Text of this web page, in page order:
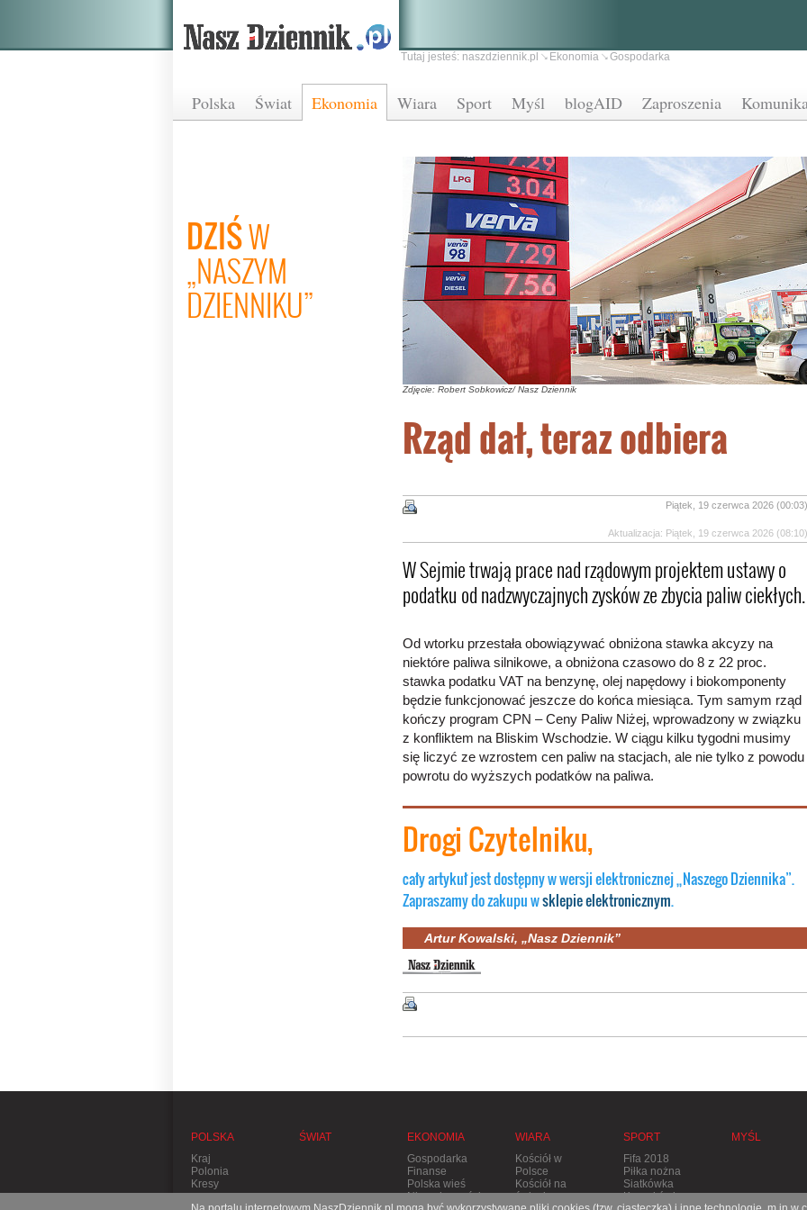
Polska Świat Ekonomia Wiara Sport Myśl blogAID Zaproszenia
Tutaj jesteś: naszdziennik.pl Ekonomia Gospodarka
DZIŚW
„NASZYM
DZIENNIKU”
Zdjęcie: Robert Sobkowicz/ Nasz Dziennik
Rząd dał, teraz odbiera
Piątek, 19 czerwca 2026 (00:03)
Aktualizacja: Piątek, 19 czerwca 2026 (08:10)
W Sejmie trwają prace nad rządowym projektem ustawy o
podatku od nadzwyczajnych zysków ze zbycia paliw ciekłych.
Od wtorku przestała obowiązywać obniżona stawka akcyzy na
niektóre paliwa silnikowe, a obniżona czasowo do 8 z 22 proc.
stawka podatku VAT na benzynę, olej napędowy i biokomponenty
będzie funkcjonować jeszcze do końca miesiąca. Tym samym rząd
kończy program CPN – Ceny Paliw Niżej, wprowadzony w związku
z konfliktem na Bliskim Wschodzie. W ciągu kilku tygodni musimy
się liczyć ze wzrostem cen paliw na stacjach, ale nie tylko z powodu
powrotu do wyższych podatków na paliwa.
Drogi Czytelniku,
cały artykuł jest dostępny w wersji elektronicznej „Naszego Dziennika”.
Zapraszamy do zakupu wsklepie elektronicznym.
Artur Kowalski, „Nasz Dziennik”
POLSKA
Kraj
Polonia
Kresy
ŚWIAT
EKONOMIA
Gospodarka
Finanse
Polska wieś
Nieruchomości
WIARA
Kościół w
Polsce
Kościół na
świecie
SPORT
Fifa 2018
Piłka nożna
Siatkówka
Koszykówka
MYŚL